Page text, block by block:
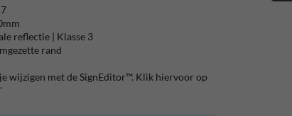
reflectie | Klasse 3
rand
wijzigen met de SignEditor™. Klik hiervoor op